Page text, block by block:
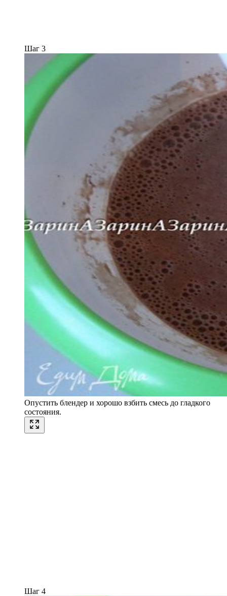
Шаг 3
Опустить блендер и хорошо взбить смесь до гладкого
состояния.
Шаг 4